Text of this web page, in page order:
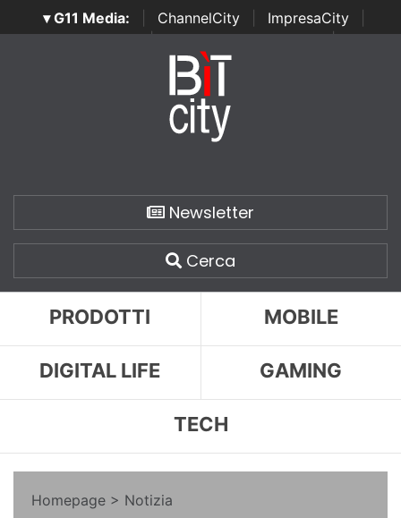
▾ G11 Media: ChannelCity ImpresaCity
SecurityOpenLab | Italian Channel Awards | Italian
Italian Security Awards
Newsletter
Cerca
PRODOTTI MOBILE
DIGITAL LIFE GAMING
TECH
Homepage > Notizia